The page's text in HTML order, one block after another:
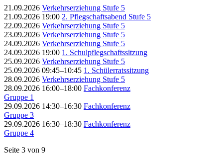
21.09.2026 Verkehrserziehung Stufe 5
21.09.2026 19:00 2. Pflegschaftsabend Stufe 5
22.09.2026 Verkehrserziehung Stufe 5
23.09.2026 Verkehrserziehung Stufe 5
24.09.2026 Verkehrserziehung Stufe 5
24.09.2026 19:00 1. Schulpflegschaftssitzung
25.09.2026 Verkehrserziehung Stufe 5
25.09.2026 09:45–10:45 1. Schülerratssitzung
28.09.2026 Verkehrserziehung Stufe 5
28.09.2026 16:00–18:00 Fachkonferenz
Gruppe 1
29.09.2026 14:30–16:30 Fachkonferenz
Gruppe 3
29.09.2026 16:30–18:30 Fachkonferenz
Gruppe 4
Seite 3 von 9